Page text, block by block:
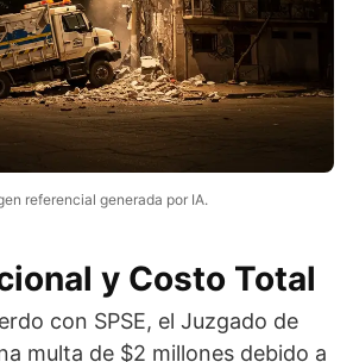
referencial generada por IA.
y Costo Total
con SPSE, el Juzgado de
multa de $2 millones debido a